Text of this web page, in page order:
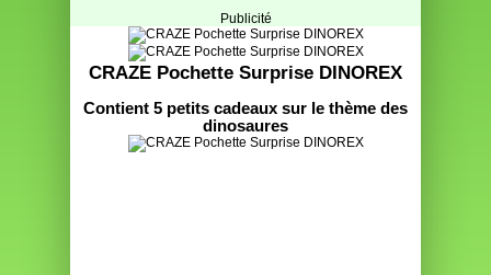
Publicité
CRAZE Pochette Surprise DINOREX
Contient 5 petits cadeaux sur le thème des
dinosaures